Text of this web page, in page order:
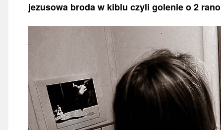
jezusowa broda w kiblu czyli golenie o 2 rano